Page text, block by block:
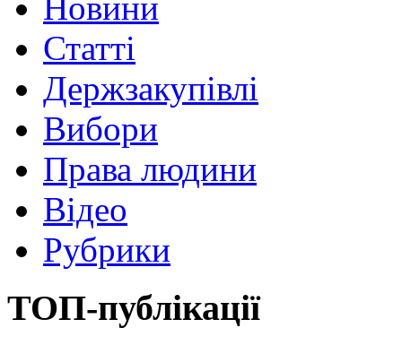
Статті
Держзакупівлі
Вибори
Права людини
Відео
Рубрики
ТОП-публікації